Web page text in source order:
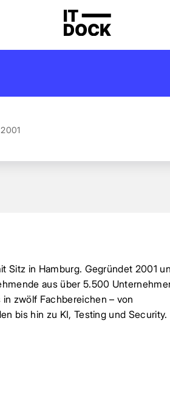
Sitz in Hamburg. Gegründet 2001
aus über 5.500
zwölf Fachbereichen – von
bis hin zu KI, Testing und